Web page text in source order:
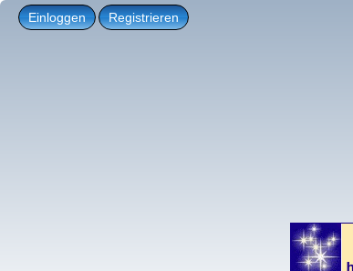
Einloggen Registrieren